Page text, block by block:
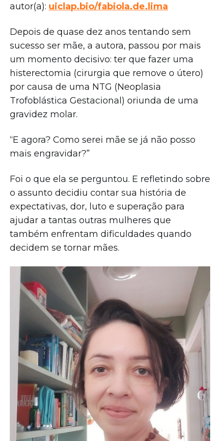
autor(a): uiclap.bio/fabiola.de.lima
Depois de quase dez anos tentando sem
sucesso ser mãe, a autora, passou por mais
um momento decisivo: ter que fazer uma
histerectomia (cirurgia que remove o útero)
por causa de uma NTG (Neoplasia
Trofoblástica Gestacional) oriunda de uma
gravidez molar.
“E agora? Como serei mãe se já não posso
mais engravidar?”
Foi o que ela se perguntou. E refletindo sobre
o assunto decidiu contar sua história de
expectativas, dor, luto e superação para
ajudar a tantas outras mulheres que
também enfrentam dificuldades quando
decidem se tornar mães.